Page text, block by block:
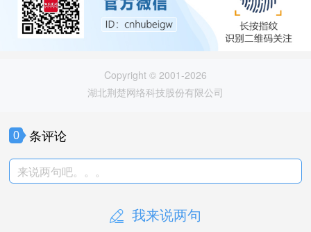
Copyright © 2001-2026
湖北荆楚网络科技股份有限公司
0 条评论
来说两句吧。。。
我来说两句